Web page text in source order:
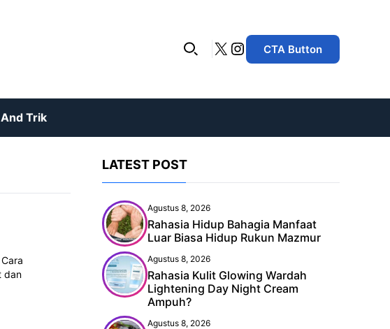
X Instagram
CTA Button
Trik
dan
LATEST POST
Agustus 8, 2026
Rahasia Hidup Bahagia Manfaat
Luar Biasa Hidup Rukun Mazmur
Agustus 8, 2026
Rahasia Kulit Glowing Wardah
Lightening Day Night Cream
Ampuh?
Agustus 8, 2026